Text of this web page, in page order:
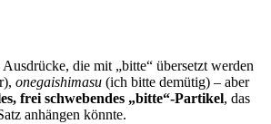
die mit „bitte“ übersetzt werden
onegaishimasu (ich bitte demütig) – aber
frei schwebendes „bitte“-Partikel, das
anhängen könnte.